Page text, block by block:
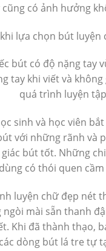
cũng có ảnh hưởng
lựa chọn bút luyện
bút có độ nặng tay
tay khi viết và
quá trình luyện
sinh và học viên
với những rãnh và
bút tốt. Những
có thói quen
luyện chữ đẹp nét
ngòi mài sẵn thanh
Khi đã thành thạo,
dòng bút lá tre tự